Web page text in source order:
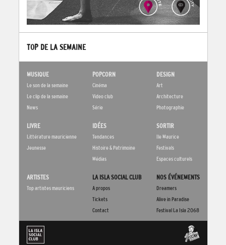
TOP DE LA SEMAINE
MUSIQUE
Le son de la semaine
Le clip de la semaine
News
POPCORN
Cinéma
Video club
Série
DESIGN
Art
Architecture
Photographie
LIVRE
Littérature mauricienne
Jeunesse
IDÉES
Tendances
Histoire & Patrimoine
Médias
SORTIR
Ile Maurice
Festivals
Espaces culturels
ARTISTES
Top artistes mauriciens
LA ISLA SOCIAL CLUB
A propos
Tickets
Contact
NOS ÉVÉNEMENTS
Dreamers
Alive in Paradise
Festival La Isla 2068